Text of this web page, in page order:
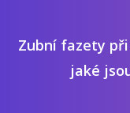
Zubní fazety
jaké